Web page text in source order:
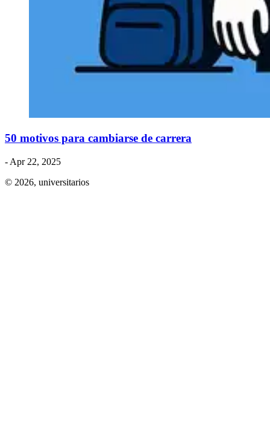
50 motivos para cambiarse de carrera
- Apr 22, 2025
© 2026, universitarios